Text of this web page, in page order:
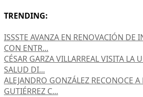
TRENDING:
ISSSTE AVANZA EN RENOVACIÓN DE
CON ENTR...
CÉSAR GARZA VILLARREAL VISITA LA
SALUD DI...
ALEJANDRO GONZÁLEZ RECONOCE A
GUTIÉRREZ C...